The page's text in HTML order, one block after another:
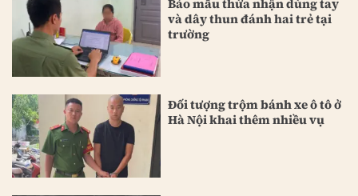
và dây thun đánh hai trẻ tại
trường
Đối tượng trộm bánh xe ô tô ở
Hà Nội khai thêm nhiều vụ